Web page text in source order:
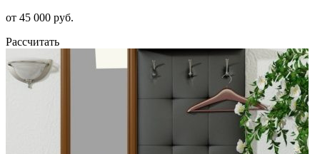
от 45 000 руб.
Рассчитать